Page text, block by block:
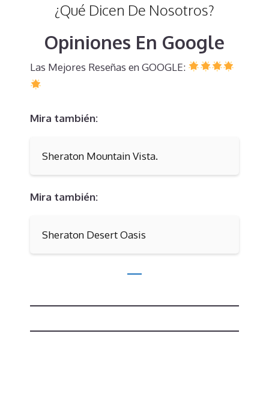
¿Qué Dicen De Nosotros?
Opiniones En Google
Las Mejores Reseñas en GOOGLE:
Mira también:
Sheraton Mountain Vista.
Mira también:
Sheraton Desert Oasis